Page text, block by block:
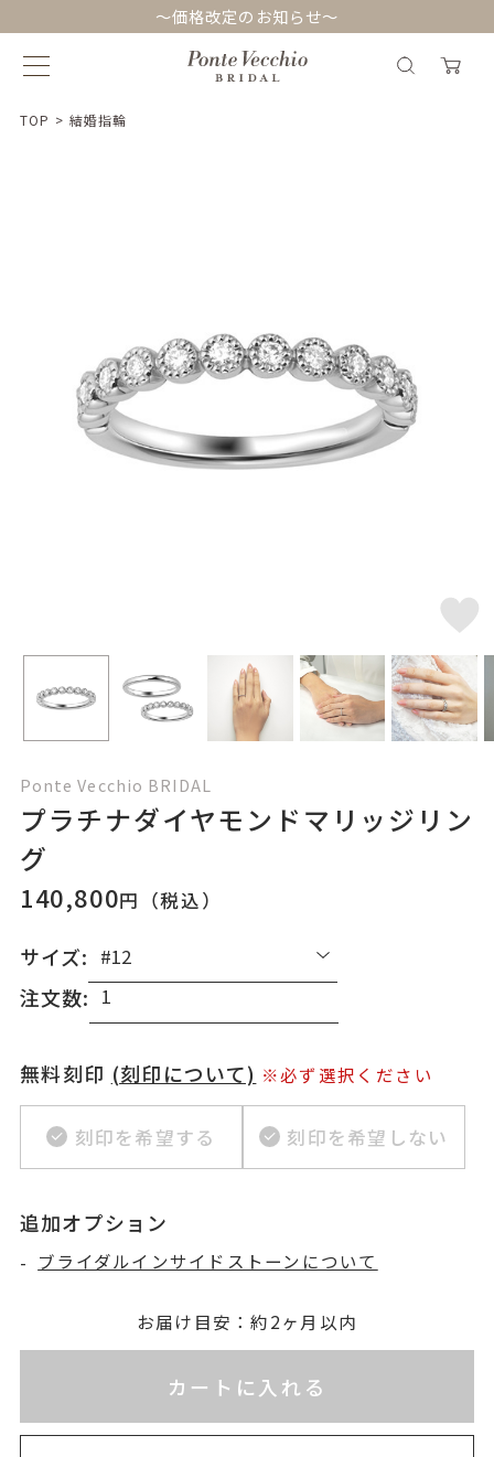
～価格改定のお知らせ～
TOP > 結婚指輪
Ponte Vecchio BRIDAL
プラチナダイヤモンドマリッジリン
グ
140,800円（税込）
サイズ:
注文数:
無料刻印 (刻印について) ※必ず選択ください
刻印を希望する 刻印を希望しない
追加オプション
- ブライダルインサイドストーンについて
お届け目安：約2ヶ月以内
カートに入れる